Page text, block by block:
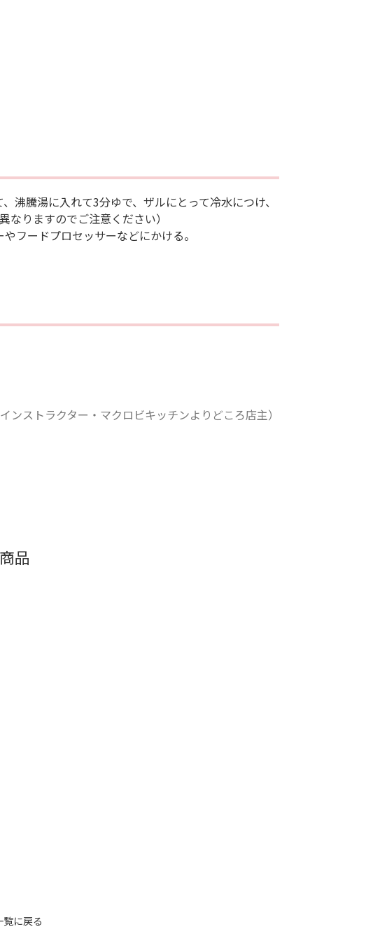
沸騰湯に入れて3分ゆで、ザルにとって冷水につけ、
りますのでご注意ください）
フードプロセッサーなどにかける。
ストラクター・マクロビキッチンよりどころ店主）
品
覧に戻る